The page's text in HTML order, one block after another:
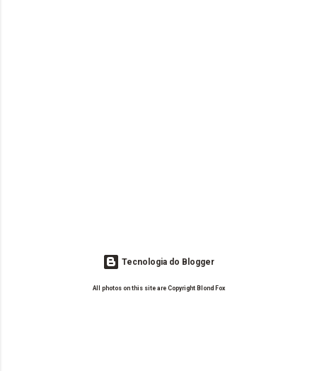
Tecnologia do Blogger
All photos on this site are Copyright Blond Fox